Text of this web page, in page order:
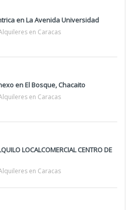
en La Avenida Universidad
en Caracas
en El Bosque, Chacaito
en Caracas
LOCALCOMERCIAL CENTRO DE
en Caracas